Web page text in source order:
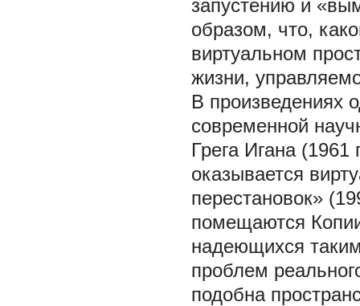
запустению и
образом, что,
виртуальном
жизни,
В произведениях
современной
Грега Игана
оказывается
перестановок»
помещаются
надеющихся
проблем
подобна